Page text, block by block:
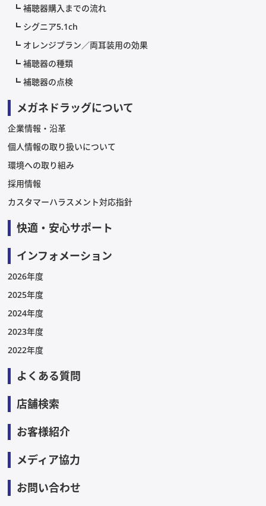
補聴器購入までの流れ
シグニア5.1ch
オレンジプラン／両耳装用の効果
補聴器の種類
補聴器の点検
メガネドラッグについて
企業情報・沿革
個人情報の取り扱いについて
環境への取り組み
採用情報
カスタマーハラスメント対応指針
快適・安心サポート
インフォメーション
2026年度
2025年度
2024年度
2023年度
2022年度
よくある質問
店舗検索
お客様紹介
メディア協力
お問い合わせ